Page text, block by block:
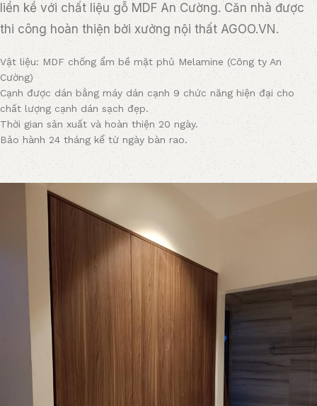
liền kề với chất liệu gỗ MDF An Cường. Căn nhà được
thi công hoàn thiện bởi xưởng nội thất AGOO.VN.
Vật liệu: MDF chống ẩm bề mặt phủ Melamine (Công ty An
Cường)
Cạnh được dán bằng máy dán cạnh 9 chức năng hiện đại cho
chất lượng cạnh dán sạch đẹp.
Thời gian sản xuất và hoàn thiện 20 ngày.
Bảo hành 24 tháng kể từ ngày bàn rao.